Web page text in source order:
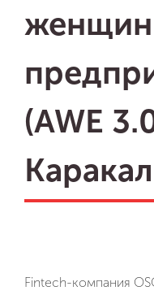
(AWE
Fintech-компания